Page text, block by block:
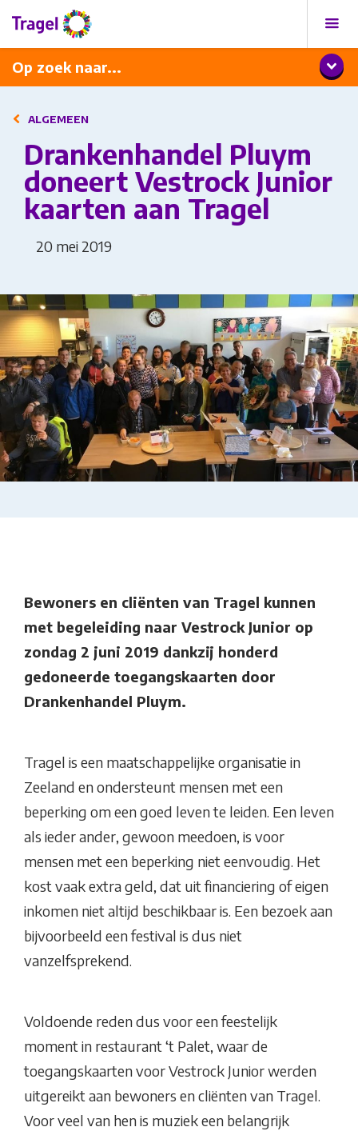
Op zoek naar...
Programma
Diner met wijnarrangement
ALGEMEEN
Drankenhandel Pluym
doneert Vestrock Junior
kaarten aan Tragel
20 mei 2019
Bewoners en cliënten van Tragel kunnen
met begeleiding naar Vestrock Junior op
zondag 2 juni 2019 dankzij honderd
gedoneerde toegangskaarten door
Drankenhandel Pluym.
Tragel is een maatschappelijke organisatie in
Zeeland en ondersteunt mensen met een
beperking om een goed leven te leiden. Een leven
als ieder ander, gewoon meedoen, is voor
mensen met een beperking niet eenvoudig. Het
kost vaak extra geld, dat uit financiering of eigen
inkomen niet altijd beschikbaar is. Een bezoek aan
bijvoorbeeld een festival is dus niet
vanzelfsprekend.
Voldoende reden dus voor een feestelijk
moment in restaurant ‘t Palet, waar de
toegangskaarten voor Vestrock Junior werden
uitgereikt aan bewoners en cliënten van Tragel.
Voor veel van hen is muziek een belangrijk